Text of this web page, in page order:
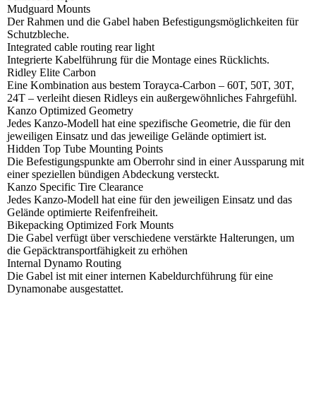
Mudguard Mounts
Der Rahmen und die Gabel haben Befestigungsmöglichkeiten für
Schutzbleche.
Integrated cable routing rear light
Integrierte Kabelführung für die Montage eines Rücklichts.
Ridley Elite Carbon
Eine Kombination aus bestem Torayca-Carbon – 60T, 50T, 30T,
24T – verleiht diesen Ridleys ein außergewöhnliches Fahrgefühl.
Kanzo Optimized Geometry
Jedes Kanzo-Modell hat eine spezifische Geometrie, die für den
jeweiligen Einsatz und das jeweilige Gelände optimiert ist.
Hidden Top Tube Mounting Points
Die Befestigungspunkte am Oberrohr sind in einer Aussparung mit
einer speziellen bündigen Abdeckung versteckt.
Kanzo Specific Tire Clearance
Jedes Kanzo-Modell hat eine für den jeweiligen Einsatz und das
Gelände optimierte Reifenfreiheit.
Bikepacking Optimized Fork Mounts
Die Gabel verfügt über verschiedene verstärkte Halterungen, um
die Gepäcktransportfähigkeit zu erhöhen
Internal Dynamo Routing
Die Gabel ist mit einer internen Kabeldurchführung für eine
Dynamonabe ausgestattet.